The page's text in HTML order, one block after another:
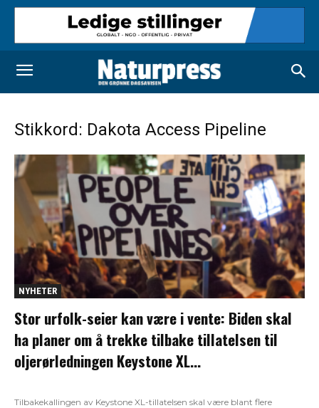
Stikkord: Dakota Access Pipeline
NYHETER
Stor urfolk-seier kan være i vente: Biden skal
ha planer om å trekke tilbake tillatelsen til
oljerørledningen Keystone XL...
Tilbakekallingen av Keystone XL-tillatelsen skal være blant flere